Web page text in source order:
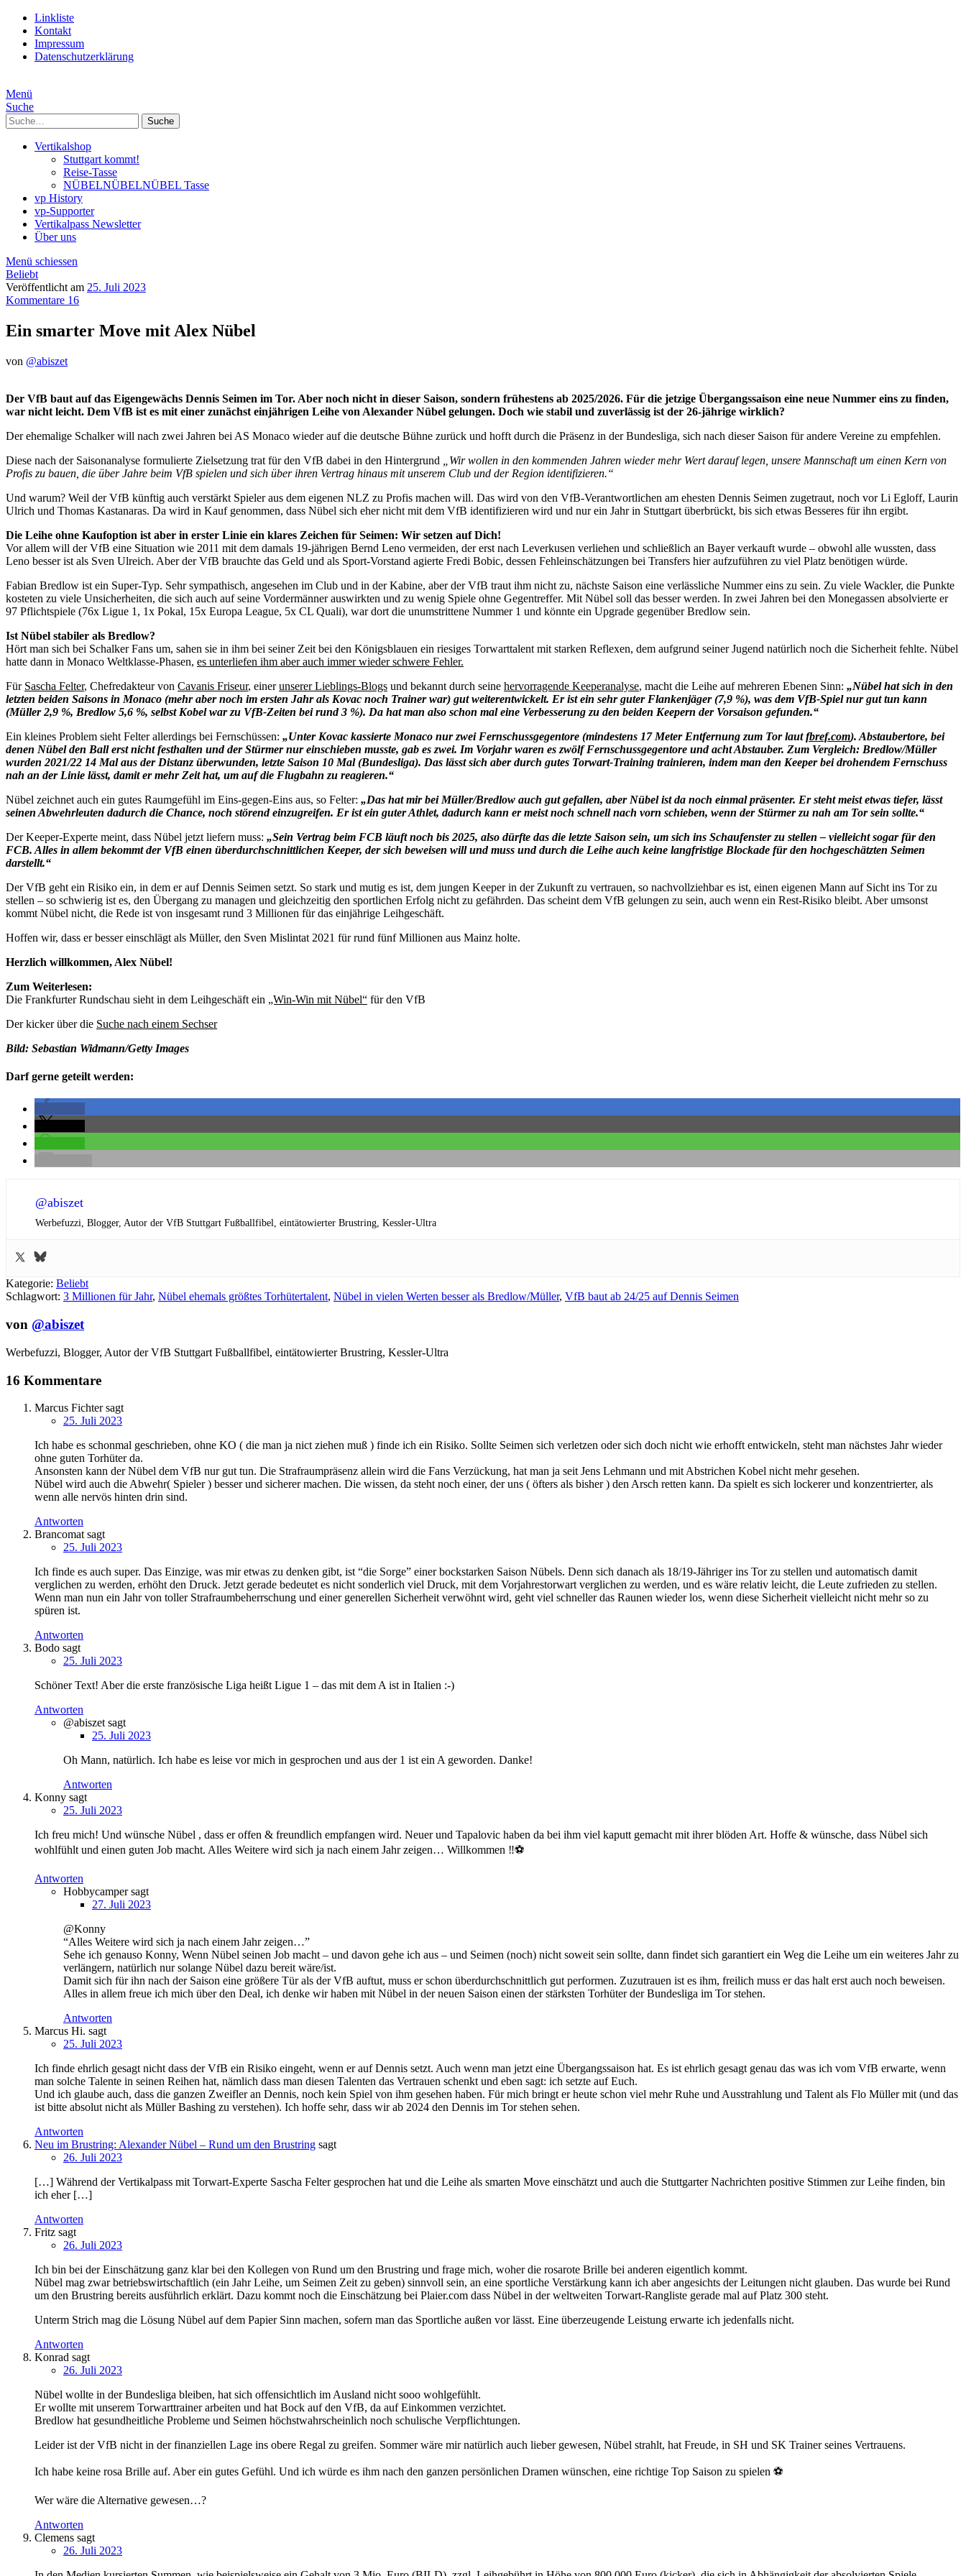
Linkliste
Kontakt
Impressum
Datenschutzerklärung
Menü
Suche
Suche
Vertikalshop
Stuttgart kommt!
Reise-Tasse
NÜBELNÜBELNÜBEL Tasse
vp History
vp-Supporter
Vertikalpass Newsletter
Über uns
Menü schiessen
Beliebt
Veröffentlicht am 25. Juli 2023
Kommentare 16
Ein smarter Move mit Alex Nübel
von @abiszet
Der VfB baut auf das Eigengewächs Dennis Seimen im Tor. Aber noch nicht in dieser Saison, sondern frühestens ab 2025/2026. Für die jetzige Übergangssaison eine neue Nummer eins zu finden,
war nicht leicht. Dem VfB ist es mit einer zunächst einjährigen Leihe von Alexander Nübel gelungen. Doch wie stabil und zuverlässig ist der 26-jährige wirklich?
Der ehemalige Schalker will nach zwei Jahren bei AS Monaco wieder auf die deutsche Bühne zurück und hofft durch die Präsenz in der Bundesliga, sich nach dieser Saison für andere Vereine zu empfehlen.
Diese nach der Saisonanalyse formulierte Zielsetzung trat für den VfB dabei in den Hintergrund
„Wir wollen in den kommenden Jahren wieder mehr Wert darauf legen, unsere Mannschaft um einen Kern von
Profis zu bauen, die über Jahre beim VfB spielen und sich über ihren Vertrag hinaus mit unserem Club und der Region identifizieren.“
Und warum? Weil der VfB künftig auch verstärkt Spieler aus dem eigenen NLZ zu Profis machen will. Das wird von den VfB-Verantwortlichen am ehesten Dennis Seimen zugetraut, noch vor Li Egloff, Laurin
Ulrich und Thomas Kastanaras. Da wird in Kauf genommen, dass Nübel sich eher nicht mit dem VfB identifizieren wird und nur ein Jahr in Stuttgart überbrückt, bis sich etwas Besseres für ihn ergibt.
Die Leihe ohne Kaufoption ist aber in erster Linie ein klares Zeichen für Seimen: Wir setzen auf Dich!
Vor allem will der VfB eine Situation wie 2011 mit dem damals 19-jährigen Bernd Leno vermeiden, der erst nach Leverkusen verliehen und schließlich an Bayer verkauft wurde – obwohl alle wussten, dass
Leno besser ist als Sven Ulreich. Aber der VfB brauchte das Geld und als Sport-Vorstand agierte Fredi Bobic, dessen Fehleinschätzungen bei Transfers hier aufzuführen zu viel Platz benötigen würde.
Fabian Bredlow ist ein Super-Typ. Sehr sympathisch, angesehen im Club und in der Kabine, aber der VfB traut ihm nicht zu, nächste Saison eine verlässliche Nummer eins zu sein. Zu viele Wackler, die Punkte
kosteten zu viele Unsicherheiten, die sich auch auf seine Vordermänner auswirkten und zu wenig Spiele ohne Gegentreffer. Mit Nübel soll das besser werden. In zwei Jahren bei den Monegassen absolvierte er
97 Pflichtspiele (76x Ligue 1, 1x Pokal, 15x Europa League, 5x CL Quali), war dort die unumstrittene Nummer 1 und könnte ein Upgrade gegenüber Bredlow sein.
Ist Nübel stabiler als Bredlow?
Hört man sich bei Schalker Fans um, sahen sie in ihm bei seiner Zeit bei den Königsblauen ein riesiges Torwarttalent mit starken Reflexen, dem aufgrund seiner Jugend natürlich noch die Sicherheit fehlte. Nübel
hatte dann in Monaco Weltklasse-Phasen, es unterliefen ihm aber auch immer wieder schwere Fehler.
Für Sascha Felter, Chefredakteur von Cavanis Friseur, einerunserer Lieblings-Blogs und bekannt durch seine hervorragende Keeperanalyse, macht die Leihe auf mehreren Ebenen Sinn: „Nübel hat sich in den
letzten beiden Saisons in Monaco (mehr aber noch im ersten Jahr als Kovac noch Trainer war) gut weiterentwickelt. Er ist ein sehr guter Flankenjäger (7,9 %), was dem VfB-Spiel nur gut tun kann
(Müller 2,9 %, Bredlow 5,6 %, selbst Kobel war zu VfB-Zeiten bei rund 3 %). Da hat man also schon mal eine Verbesserung zu den beiden Keepern der Vorsaison gefunden.“
Ein kleines Problem sieht Felter allerdings bei Fernschüssen: „Unter Kovac kassierte Monaco nur zwei Fernschussgegentore (mindestens 17 Meter Entfernung zum Tor lautfbref.com). Abstaubertore, bei
denen Nübel den Ball erst nicht festhalten und der Stürmer nur einschieben musste, gab es zwei. Im Vorjahr waren es zwölf Fernschussgegentore und acht Abstauber. Zum Vergleich: Bredlow/Müller
wurden 2021/22 14 Mal aus der Distanz überwunden, letzte Saison 10 Mal (Bundesliga). Das lässt sich aber durch gutes Torwart-Training trainieren, indem man den Keeper bei drohendem Fernschuss
nah an der Linie lässt, damit er mehr Zeit hat, um auf die Flugbahn zu reagieren.“
Nübel zeichnet auch ein gutes Raumgefühl im Eins-gegen-Eins aus, so Felter: „Das hat mir bei Müller/Bredlow auch gut gefallen, aber Nübel ist da noch einmal präsenter. Er steht meist etwas tiefer, lässt
seinen Abwehrleuten dadurch die Chance, noch störend einzugreifen. Er ist ein guter Athlet, dadurch kann er meist noch schnell nach vorn schieben, wenn der Stürmer zu nah am Tor sein sollte.“
Der Keeper-Experte meint, dass Nübel jetzt liefern muss: „Sein Vertrag beim FCB läuft noch bis 2025, also dürfte das die letzte Saison sein, um sich ins Schaufenster zu stellen – vielleicht sogar für den
FCB. Alles in allem bekommt der VfB einen überdurchschnittlichen Keeper, der sich beweisen will und muss und durch die Leihe auch keine langfristige Blockade für den hochgeschätzten Seimen
darstellt.“
Der VfB geht ein Risiko ein, in dem er auf Dennis Seimen setzt. So stark und mutig es ist, dem jungen Keeper in der Zukunft zu vertrauen, so nachvollziehbar es ist, einen eigenen Mann auf Sicht ins Tor zu
stellen – so schwierig ist es, den Übergang zu managen und gleichzeitig den sportlichen Erfolg nicht zu gefährden. Das scheint dem VfB gelungen zu sein, auch wenn ein Rest-Risiko bleibt. Aber umsonst
kommt Nübel nicht, die Rede ist von insgesamt rund 3 Millionen für das einjährige Leihgeschäft.
Hoffen wir, dass er besser einschlägt als Müller, den Sven Mislintat 2021 für rund fünf Millionen aus Mainz holte.
Herzlich willkommen, Alex Nübel!
Zum Weiterlesen:
Die Frankfurter Rundschau sieht in dem Leihgeschäft ein „Win-Win mit Nübel“ für den VfB
Der kicker über die Suche nach einem Sechser
Bild: Sebastian Widmann/Getty Images
Darf gerne geteilt werden:
@abiszet
Werbefuzzi, Blogger, Autor der VfB Stuttgart Fußballfibel, eintätowierter Brustring, Kessler-Ultra
Kategorie: Beliebt
Schlagwort: 3 Millionen für Jahr, Nübel ehemals größtes Torhütertalent, Nübel in vielen Werten besser als Bredlow/Müller, VfB baut ab 24/25 auf Dennis Seimen
von @abiszet
Werbefuzzi, Blogger, Autor der VfB Stuttgart Fußballfibel, eintätowierter Brustring, Kessler-Ultra
16 Kommentare
Marcus Fichtersagt
25. Juli 2023
Ich habe es schonmal geschrieben, ohne KO ( die man ja nict ziehen muß ) finde ich ein Risiko. Sollte Seimen sich verletzen oder sich doch nicht wie erhofft entwickeln, steht man nächstes Jahr wieder
ohne guten Torhüter da.
Ansonsten kann der Nübel dem VfB nur gut tun. Die Strafraumpräsenz allein wird die Fans Verzückung, hat man ja seit Jens Lehmann und mit Abstrichen Kobel nicht mehr gesehen.
Nübel wird auch die Abwehr( Spieler ) besser und sicherer machen. Die wissen, da steht noch einer, der uns ( öfters als bisher ) den Arsch retten kann. Da spielt es sich lockerer und konzentrierter, als
wenn alle nervös hinten drin sind.
Antworten
Brancomat sagt
25. Juli 2023
Ich finde es auch super. Das Einzige, was mir etwas zu denken gibt, ist “die Sorge” einer bockstarken Saison Nübels. Denn sich danach als 18/19-Jähriger ins Tor zu stellen und automatisch damit
verglichen zu werden, erhöht den Druck. Jetzt gerade bedeutet es nicht sonderlich viel Druck, mit dem Vorjahrestorwart verglichen zu werden, und es wäre relativ leicht, die Leute zufrieden zu stellen.
Wenn man nun ein Jahr von toller Strafraumbeherrschung und einer generellen Sicherheit verwöhnt wird, geht viel schneller das Raunen wieder los, wenn diese Sicherheit vielleicht nicht mehr so zu
spüren ist.
Antworten
Bodo sagt
25. Juli 2023
Schöner Text! Aber die erste französische Liga heißt Ligue 1 – das mit dem A ist in Italien :-)
Antworten
@abiszet sagt
25. Juli 2023
Oh Mann, natürlich. Ich habe es leise vor mich in gesprochen und aus der 1 ist ein A geworden. Danke!
Antworten
Konny sagt
25. Juli 2023
Ich freu mich! Und wünsche Nübel , dass er offen & freundlich empfangen wird. Neuer und Tapalovic haben da bei ihm viel kaputt gemacht mit ihrer blöden Art. Hoffe & wünsche, dass Nübel sich
wohlfühlt und einen guten Job macht. Alles Weitere wird sich ja nach einem Jahr zeigen… Willkommen ‼️⚽️
Antworten
Hobbycampersagt
27. Juli 2023
@Konny
“Alles Weitere wird sich ja nach einem Jahr zeigen…”
Sehe ich genauso Konny, Wenn Nübel seinen Job macht – und davon gehe ich aus – und Seimen (noch) nicht soweit sein sollte, dann findet sich garantiert ein Weg die Leihe um ein weiteres Jahr zu
verlängern, natürlich nur solange Nübel dazu bereit wäre/ist.
Damit sich für ihn nach der Saison eine größere Tür als der VfB auftut, muss er schon überdurchschnittlich gut performen. Zuzutrauen ist es ihm, freilich muss er das halt erst auch noch beweisen.
Alles in allem freue ich mich über den Deal, ich denke wir haben mit Nübel in der neuen Saison einen der stärksten Torhüter der Bundesliga im Tor stehen.
Antworten
Marcus Hi. sagt
25. Juli 2023
Ich finde ehrlich gesagt nicht dass der VfB ein Risiko eingeht, wenn er auf Dennis setzt. Auch wenn man jetzt eine Übergangssaison hat. Es ist ehrlich gesagt genau das was ich vom VfB erwarte, wenn
man solche Talente in seinen Reihen hat, nämlich dass man diesen Talenten das Vertrauen schenkt und eben sagt: ich setzte auf Euch.
Und ich glaube auch, dass die ganzen Zweifler an Dennis, noch kein Spiel von ihm gesehen haben. Für mich bringt er heute schon viel mehr Ruhe und Ausstrahlung und Talent als Flo Müller mit (und das
ist bitte absolut nicht als Müller Bashing zu verstehen). Ich hoffe sehr, dass wir ab 2024 den Dennis im Tor stehen sehen.
Antworten
Neu im Brustring: Alexander Nübel – Rund um den Brustring sagt
26. Juli 2023
[…] Während der Vertikalpass mit Torwart-Experte Sascha Felter gesprochen hat und die Leihe als smarten Move einschätzt und auch die Stuttgarter Nachrichten positive Stimmen zur Leihe finden, bin
ich eher […]
Antworten
Fritz sagt
26. Juli 2023
Ich bin bei der Einschätzung ganz klar bei den Kollegen von Rund um den Brustring und frage mich, woher die rosarote Brille bei anderen eigentlich kommt.
Nübel mag zwar betriebswirtschaftlich (ein Jahr Leihe, um Seimen Zeit zu geben) sinnvoll sein, an eine sportliche Verstärkung kann ich aber angesichts der Leitungen nicht glauben. Das wurde bei Rund
um den Brustring bereits ausführlich erklärt. Dazu kommt noch die Einschätzung bei Plaier.com dass Nübel in der weltweiten Torwart-Rangliste gerade mal auf Platz 300 steht.
Unterm Strich mag die Lösung Nübel auf dem Papier Sinn machen, sofern man das Sportliche außen vor lässt. Eine überzeugende Leistung erwarte ich jedenfalls nicht.
Antworten
Konrad sagt
26. Juli 2023
Nübel wollte in der Bundesliga bleiben, hat sich offensichtlich im Ausland nicht sooo wohlgefühlt.
Er wollte mit unserem Torwarttrainer arbeiten und hat Bock auf den VfB, da auf Einkommen verzichtet.
Bredlow hat gesundheitliche Probleme und Seimen höchstwahrscheinlich noch schulische Verpflichtungen.
Leider ist der VfB nicht in der finanziellen Lage ins obere Regal zu greifen. Sommer wäre mir natürlich auch lieber gewesen, Nübel strahlt, hat Freude, in SH und SK Trainer seines Vertrauens.
Ich habe keine rosa Brille auf. Aber ein gutes Gefühl. Und ich würde es ihm nach den ganzen persönlichen Dramen wünschen, eine richtige Top Saison zu spielen ⚽️
Wer wäre die Alternative gewesen…?
Antworten
Clemens sagt
26. Juli 2023